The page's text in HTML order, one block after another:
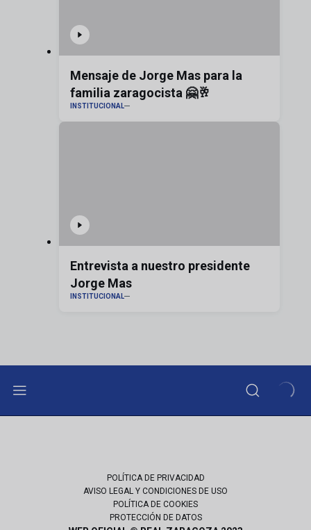
Mensaje de Jorge Mas para la
familia zaragocista 🤗🥂
INSTITUCIONAL
Entrevista a nuestro presidente
Jorge Mas
INSTITUCIONAL
POLÍTICA DE PRIVACIDAD
AVISO LEGAL Y CONDICIONES DE USO
POLÍTICA DE COOKIES
PROTECCIÓN DE DATOS